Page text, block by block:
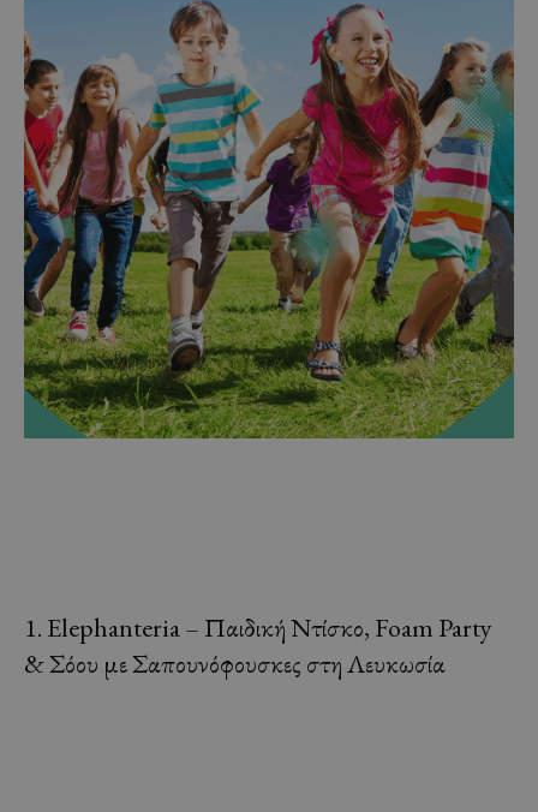
1. Elephanteria – Παιδική Ντίσκο, Foam Party
& Σόου με Σαπουνόφουσκες στη Λευκωσία